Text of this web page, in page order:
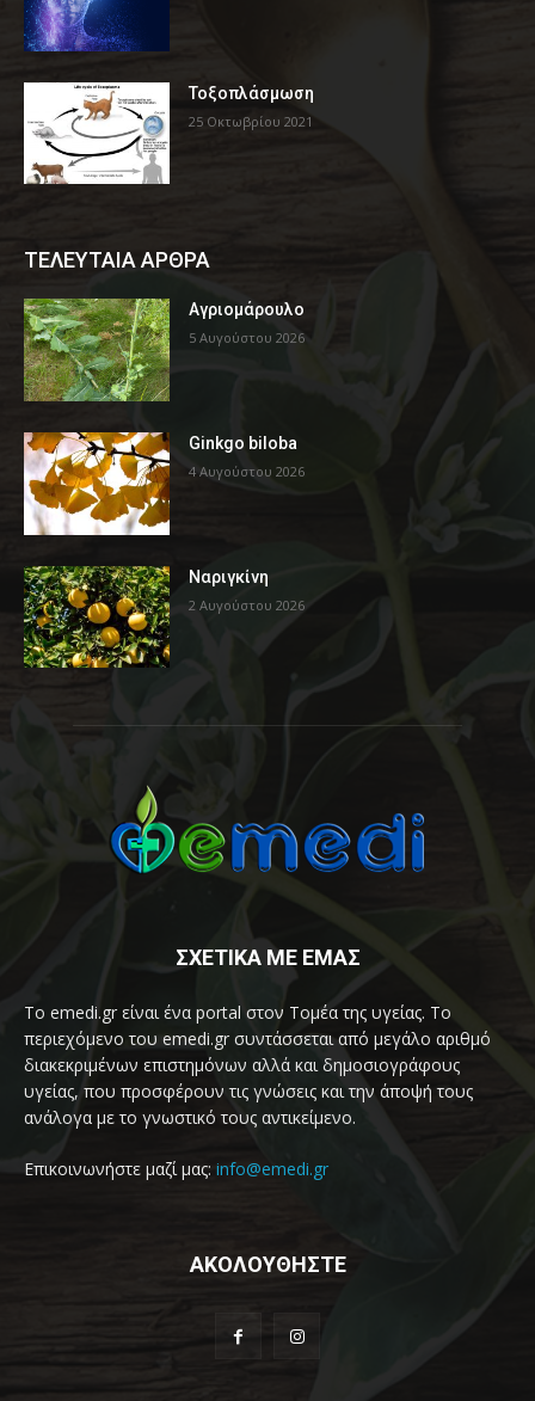
Τοξοπλάσμωση
25 Οκτωβρίου 2021
ΤΕΛΕΥΤΑΙΑ ΑΡΘΡΑ
Αγριομάρουλο
5 Αυγούστου 2026
Ginkgo biloba
4 Αυγούστου 2026
Ναριγκίνη
2 Αυγούστου 2026
ΣΧΕΤΙΚΑ ΜΕ ΕΜΑΣ
Το emedi.gr είναι ένα portal στον Τομέα της υγείας. Το
περιεχόμενο του emedi.gr συντάσσεται από μεγάλο αριθμό
διακεκριμένων επιστημόνων αλλά και δημοσιογράφους
υγείας, που προσφέρουν τις γνώσεις και την άποψή τους
ανάλογα με το γνωστικό τους αντικείμενο.
Επικοινωνήστε μαζί μας: info@emedi.gr
ΑΚΟΛΟΥΘΗΣΤΕ